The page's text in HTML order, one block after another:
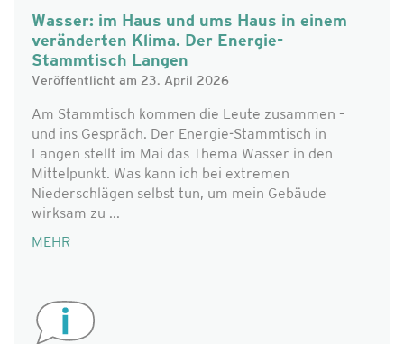
Wasser: im Haus und ums Haus in einem
veränderten Klima. Der Energie-
Stammtisch Langen
Veröffentlicht am 23. April 2026
Am Stammtisch kommen die Leute zusammen –
und ins Gespräch. Der Energie-Stammtisch in
Langen stellt im Mai das Thema Wasser in den
Mittelpunkt. Was kann ich bei extremen
Niederschlägen selbst tun, um mein Gebäude
wirksam zu ...
MEHR